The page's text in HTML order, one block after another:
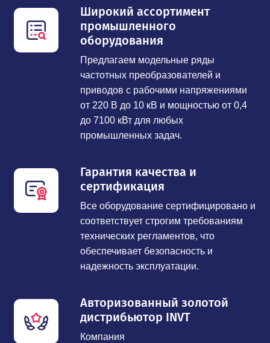
Широкий ассортимент
промышленного
оборудования
Предлагаем модельные ряды
частотных преобразователей и
приводов с рабочими напряжениями
от 220 В до 10 кВ и мощностью от 0,4
до 7100 кВт для любых
промышленных задач.
Гарантия качества и
сертификация
Все оборудование сертифицировано и
соответствует строгим требованиям
технических регламентов, что
обеспечивает безопасность и
надежность эксплуатации.
Авторизованный золотой
дистрибьютор INVT
Компания